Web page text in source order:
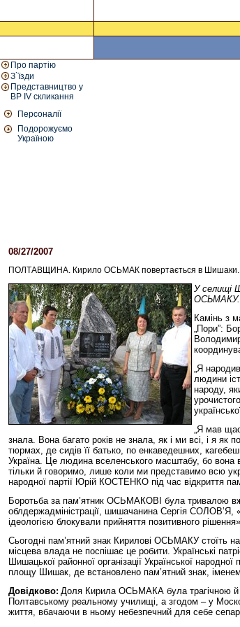
Про партію
З`їзди
Представництво у
ВР IV скликання
Персоналії
Подорожуємо
Україною
08/27/2007
ПОЛТАВЩИНА. Кирило ОСЬМАК повертається в Шишаки.
У селищі
ОСЬМАКУ.
Камінь з
„Пори”:
„Я
людини
народу,
„Я мав
знала. Вона багато років не знала, як і ми всі, і я
тюрмах, де сидів її батько, по енкаведешних,
Україна. Це людина вселенського масштабу, бо вона
тільки й говоримо, лише коли ми представимо всю
народної партії Юрій КОСТЕНКО під час відкриття
Боротьба за пам’ятник ОСЬМАКОВІ була тривалою вже
облдержадміністрації, шишачанина Сергія СОЛОВ’Я,
ідеологією блокували прийняття позитивного
Сьогодні пам’ятний знак Кирилові ОСЬМАКУ стоїть на
місцева влада не поспішає це робити. Українські
Шишацької районної організації Української
площу Шишак, де встановлено пам’ятний знак,
Довідково: Доля Кирила ОСЬМАКА була трагічною й
Полтавському реальному училищі, а згодом – у
життя, вбачаючи в ньому небезпечний для себе